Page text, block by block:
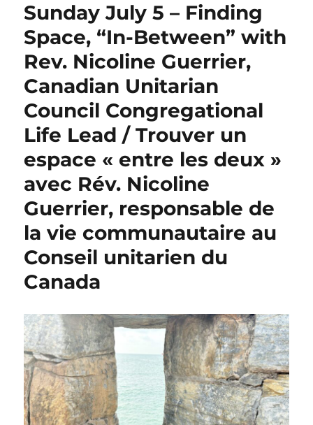
Sunday July 5 – Finding
Space, “In-Between” with
Rev. Nicoline Guerrier,
Canadian Unitarian
Council Congregational
Life Lead / Trouver un
espace « entre les deux »
avec Rév. Nicoline
Guerrier, responsable de
la vie communautaire au
Conseil unitarien du
Canada